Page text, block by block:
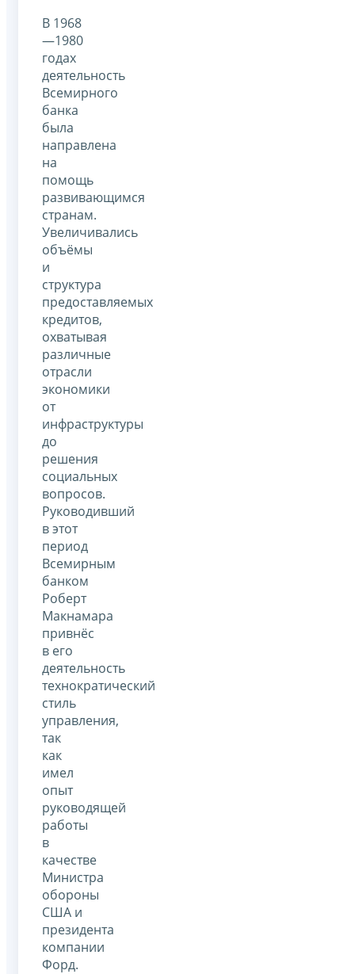
В 1968
—1980
годах
деятельность
Всемирного
банка
была
направлена
на
помощь
развивающимся
странам.
Увеличивались
объёмы
и
структура
предоставляемых
кредитов,
охватывая
различные
отрасли
экономики
от
инфраструктуры
до
решения
социальных
вопросов.
Руководивший
в этот
период
Всемирным
банком
Роберт
Макнамара
привнёс
в его
деятельность
технократический
стиль
управления,
так
как
имел
опыт
руководящей
работы
в
качестве
Министра
обороны
США и
президента
компании
Форд.